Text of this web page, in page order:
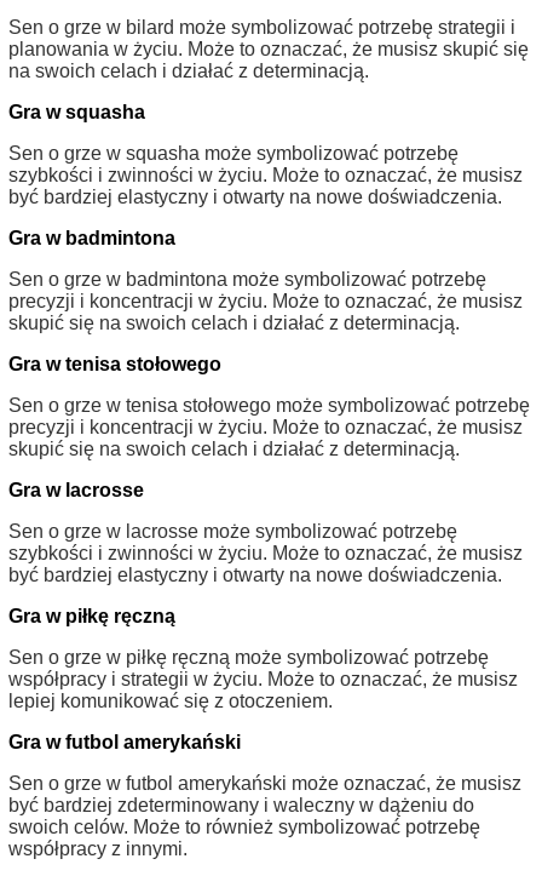
Sen o grze w bilard może symbolizować potrzebę strategii i
planowania w życiu. Może to oznaczać, że musisz skupić się
na swoich celach i działać z determinacją.
Gra w squasha
Sen o grze w squasha może symbolizować potrzebę
szybkości i zwinności w życiu. Może to oznaczać, że musisz
być bardziej elastyczny i otwarty na nowe doświadczenia.
Gra w badmintona
Sen o grze w badmintona może symbolizować potrzebę
precyzji i koncentracji w życiu. Może to oznaczać, że musisz
skupić się na swoich celach i działać z determinacją.
Gra w tenisa stołowego
Sen o grze w tenisa stołowego może symbolizować potrzebę
precyzji i koncentracji w życiu. Może to oznaczać, że musisz
skupić się na swoich celach i działać z determinacją.
Gra w lacrosse
Sen o grze w lacrosse może symbolizować potrzebę
szybkości i zwinności w życiu. Może to oznaczać, że musisz
być bardziej elastyczny i otwarty na nowe doświadczenia.
Gra w piłkę ręczną
Sen o grze w piłkę ręczną może symbolizować potrzebę
współpracy i strategii w życiu. Może to oznaczać, że musisz
lepiej komunikować się z otoczeniem.
Gra w futbol amerykański
Sen o grze w futbol amerykański może oznaczać, że musisz
być bardziej zdeterminowany i waleczny w dążeniu do
swoich celów. Może to również symbolizować potrzebę
współpracy z innymi.